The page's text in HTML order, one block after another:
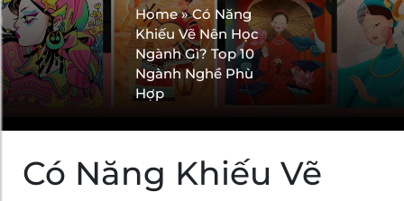
Home»Có Năng
Khiếu Vẽ Nên Học
Ngành Gì? Top 10
Ngành Nghề Phù
Hợp
Có Năng Khiếu Vẽ